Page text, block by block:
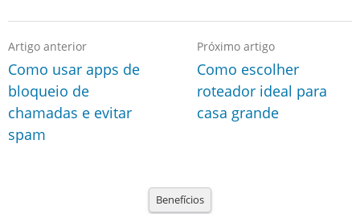
Artigo anterior
Como usar apps de
bloqueio de
chamadas e evitar
spam
Próximo artigo
Como escolher
roteador ideal para
casa grande
Benefícios